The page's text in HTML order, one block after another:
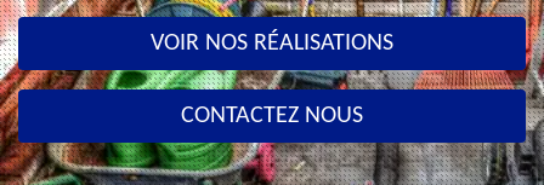
VOIR NOS RÉALISATIONS
CONTACTEZ NOUS